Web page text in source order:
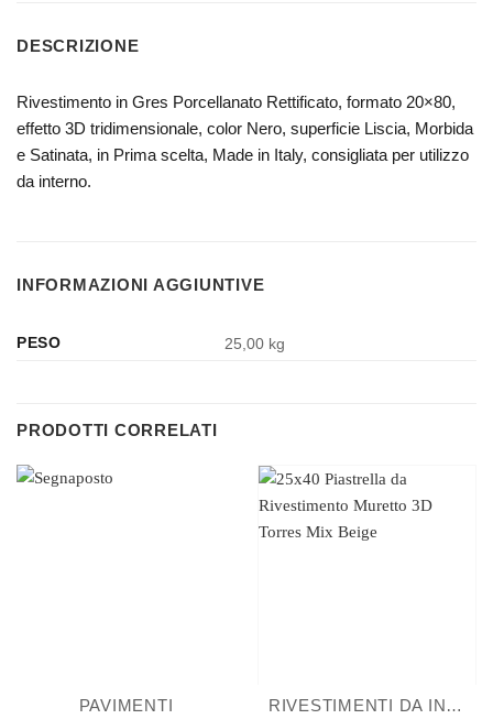
DESCRIZIONE
Rivestimento in Gres Porcellanato Rettificato, formato 20×80,
effetto 3D tridimensionale, color Nero, superficie Liscia, Morbida
e Satinata, in Prima scelta, Made in Italy, consigliata per utilizzo
da interno.
INFORMAZIONI AGGIUNTIVE
PESO 25,00 kg
PRODOTTI CORRELATI
PAVIMENTI
RIVESTIMENTI DA INTERNO